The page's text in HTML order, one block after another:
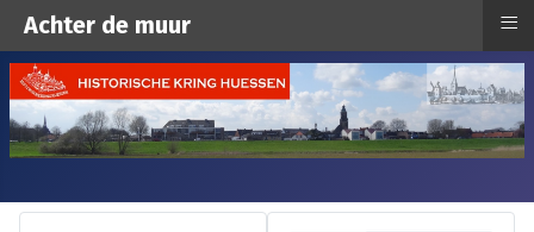
Achter de muur ≡